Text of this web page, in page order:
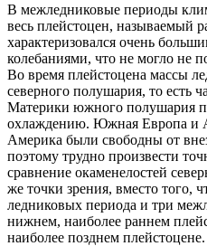
В межледниковые периоды
весь плейстоцен, называемый
характеризовался очень
колебаниями, что не могло не
Во время плейстоцена массы
северного полушария, то есть
Материки южного полушария
охлаждению. Южная Европа и
Америка были свободны от
поэтому трудно произвести
сравнение окаменелостей
же точки зрения, вместо того,
ледниковых периода и три
нижнем, наиболее раннем
наиболее позднем плейстоцене.